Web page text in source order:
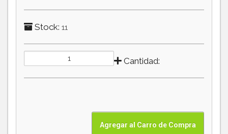
Stock: 11
Cantidad: